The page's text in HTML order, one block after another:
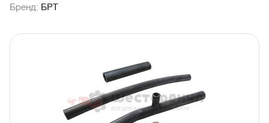
Бренд: БРТ